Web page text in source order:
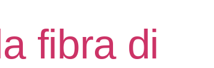
fibra di